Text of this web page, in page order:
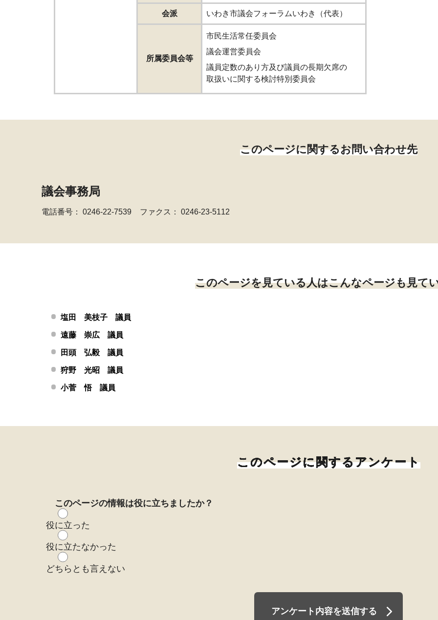
会派 いわき市議会フォーラムいわき（代表）
所属委員会等
市民生活常任委員会
議会運営委員会
議員定数のあり方及び議員の長期欠席の
取扱いに関する検討特別委員会
このページに関するお問い合わせ先
議会事務局
電話番号： 0246-22-7539 ファクス： 0246-23-5112
このページを見ている人はこんなページも見て
塩田 美枝子 議員
遠藤 崇広 議員
田頭 弘毅 議員
狩野 光昭 議員
小菅 悟 議員
このページに関するアンケート
このページの情報は役に立ちましたか？
役に立った
役に立たなかった
どちらとも言えない
アンケート内容を送信する